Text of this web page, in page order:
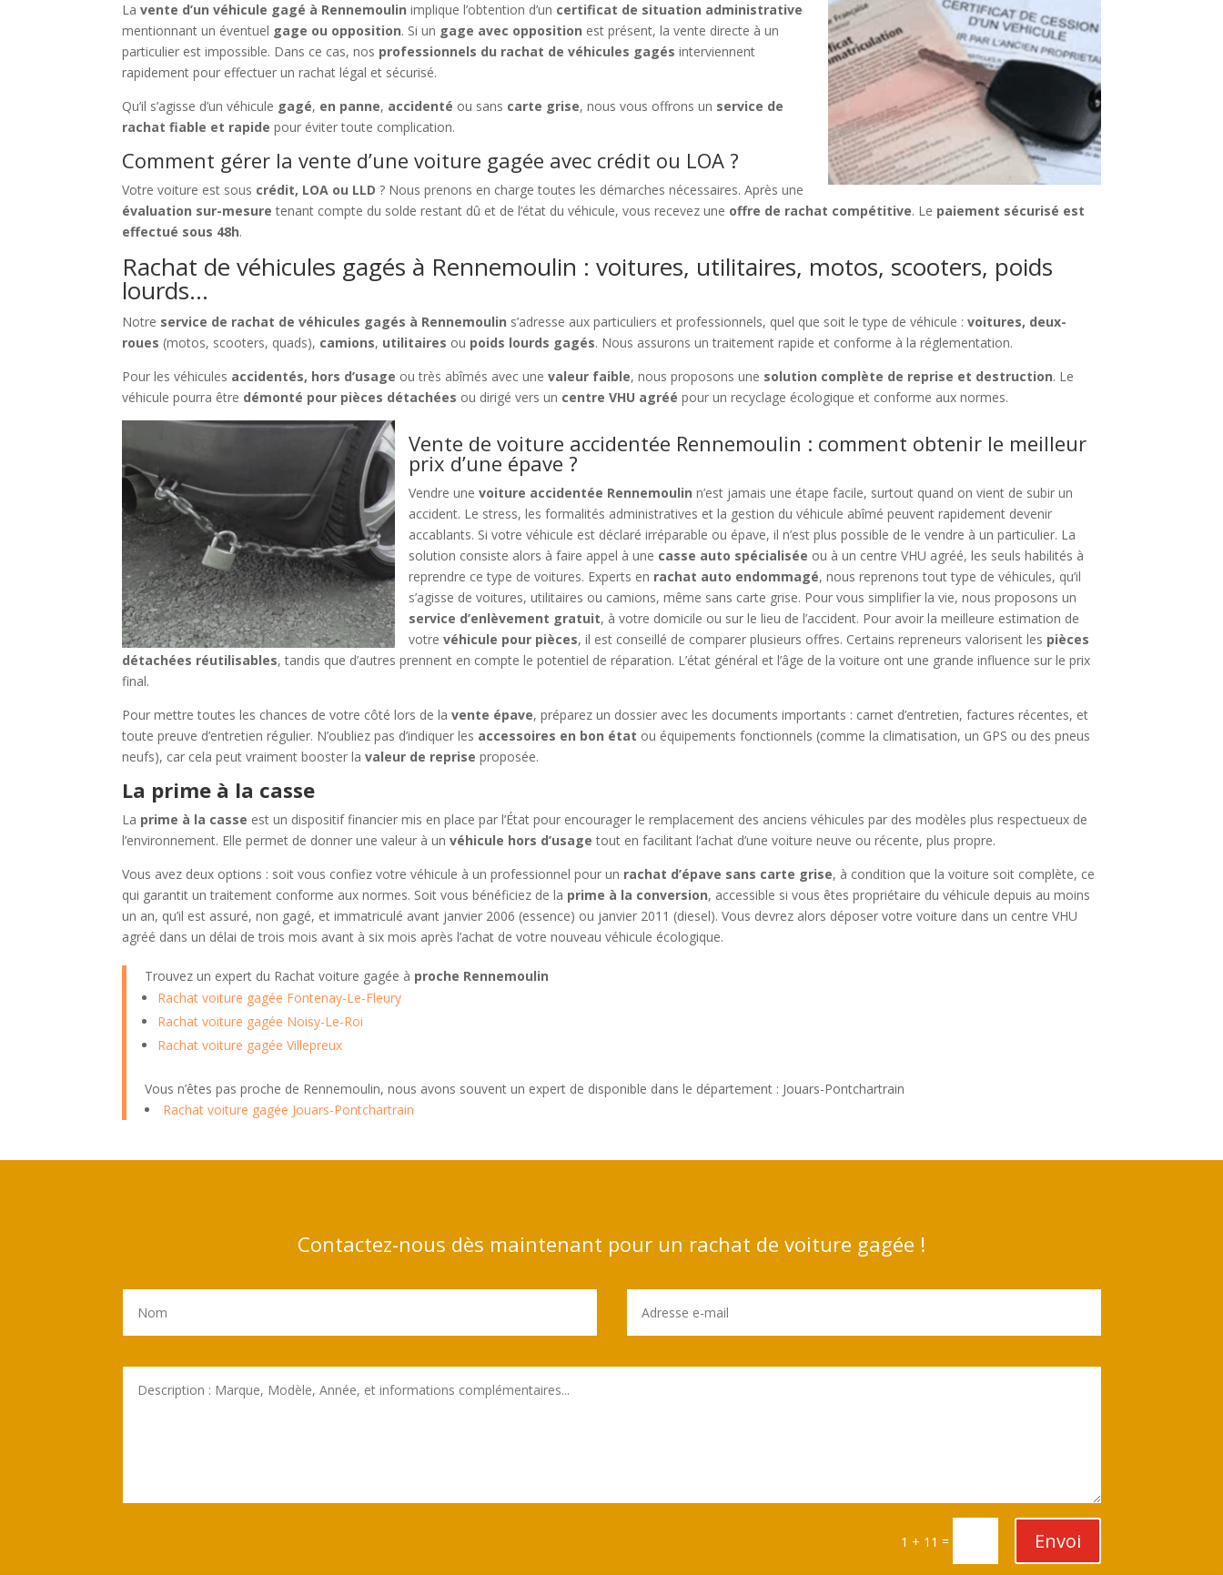
Lavente d’un véhicule gagé à Rennemoulin implique l’obtention d’un certificat de situation administrative
mentionnant un éventuel gage ou opposition. Si un gage avec opposition est présent, la vente directe à un
particulier est impossible. Dans ce cas, nos professionnels du rachat de véhicules gagés interviennent
rapidement pour effectuer un rachat légal et sécurisé.
Qu’il s’agisse d’un véhicule gagé, en panne, accidenté ou sans carte grise, nous vous offrons un service de
rachat fiable et rapide pour éviter toute complication.
Comment gérer la vente d’une voiture gagée avec crédit ou LOA ?
Votre voiture est sous crédit, LOA ou LLD ? Nous prenons en charge toutes les démarches nécessaires. Après une
évaluation sur-mesure tenant compte du solde restant dû et de l’état du véhicule, vous recevez une offre de rachat compétitive. Le paiement sécurisé est
effectué sous 48h.
Rachat de véhicules gagés à Rennemoulin : voitures, utilitaires, motos, scooters, poids
lourds…
Notre service de rachat de véhicules gagés à Rennemoulin s’adresse aux particuliers et professionnels, quel que soit le type de véhicule :voitures, deux-
roues (motos, scooters, quads), camions, utilitaires ou poids lourds gagés. Nous assurons un traitement rapide et conforme à la réglementation.
Pour les véhicules accidentés, hors d’usage ou très abîmés avec unevaleur faible, nous proposons une solution complète de reprise et destruction. Le
véhicule pourra être démonté pour pièces détachées ou dirigé vers un centre VHU agréé pour un recyclage écologique et conforme aux normes.
Vente de voiture accidentée Rennemoulin : comment obtenir le meilleur
prix d’une épave ?
Vendre unevoiture accidentée Rennemoulin n’est jamais une étape facile, surtout quand on vient de subir un
accident. Le stress, les formalités administratives et la gestion du véhicule abîmé peuvent rapidement devenir
accablants. Si votre véhicule est déclaré irréparable ou épave, il n’est plus possible de le vendre à un particulier. La
solution consiste alors à faire appel à une casse auto spécialisée ou à un centre VHU agréé, les seuls habilités à
reprendre ce type de voitures. Experts en rachat auto endommagé, nous reprenons tout type de véhicules, qu’il
s’agisse de voitures, utilitaires ou camions, même sans carte grise. Pour vous simplifier la vie, nous proposons un
service d’enlèvement gratuit, à votre domicile ou sur le lieu de l’accident. Pour avoir la meilleure estimation de
votrevéhicule pour pièces, il est conseillé de comparer plusieurs offres. Certains repreneurs valorisent les pièces
détachées réutilisables, tandis que d’autres prennent en compte le potentiel de réparation. L’état général et l’âge de la voiture ont une grande influence sur le prix
final.
Pour mettre toutes les chances de votre côté lors de lavente épave, préparez un dossier avec les documents importants : carnet d’entretien, factures récentes, et
toute preuve d’entretien régulier. N’oubliez pas d’indiquer les accessoires en bon état ou équipements fonctionnels (comme la climatisation, un GPS ou des pneus
neufs), car cela peut vraiment booster lavaleur de reprise proposée.
La prime à la casse
La prime à la casse est un dispositif financier mis en place par l’État pour encourager le remplacement des anciens véhicules par des modèles plus respectueux de
l’environnement. Elle permet de donner une valeur à unvéhicule hors d’usage tout en facilitant l’achat d’une voiture neuve ou récente, plus propre.
Vous avez deux options : soit vous confiez votre véhicule à un professionnel pour un rachat d’épave sans carte grise, à condition que la voiture soit complète, ce
qui garantit un traitement conforme aux normes. Soit vous bénéficiez de la prime à la conversion, accessible si vous êtes propriétaire du véhicule depuis au moins
un an, qu’il est assuré, non gagé, et immatriculé avant janvier 2006 (essence) ou janvier 2011 (diesel). Vous devrez alors déposer votre voiture dans un centre VHU
agréé dans un délai de trois mois avant à six mois après l’achat de votre nouveau véhicule écologique.
Trouvez un expert du Rachat voiture gagée à proche Rennemoulin
Rachat voiture gagée Fontenay-Le-Fleury
Rachat voiture gagée Noisy-Le-Roi
Rachat voiture gagée Villepreux
Vous n’êtes pas proche de Rennemoulin, nous avons souvent un expert de disponible dans le département : Jouars-Pontchartrain
Rachat voiture gagée Jouars-Pontchartrain
Contactez-nous dès maintenant pour un rachat de voiture gagée !
1 + 11 = Envoi